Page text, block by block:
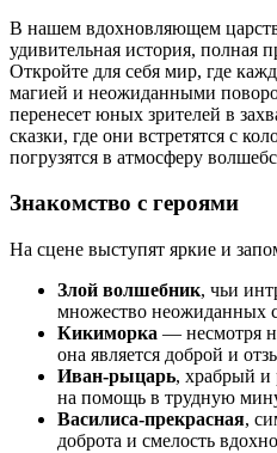
В нашем вдохновляющем
удивительная история, полная
Откройте для себя мир, где
магией и неожиданными
перенесет юных зрителей в
сказки, где они встретятся с
погрузятся в атмосферу
Знакомство с героями
На сцене выступят яркие и
Злой волшебник, чьи
множество неожиданных
Кикиморка — несмотря
она является доброй и
Иван-рыцарь, храбрый и
на помощь в трудную
Василиса-прекрасная,
доброта и смелость